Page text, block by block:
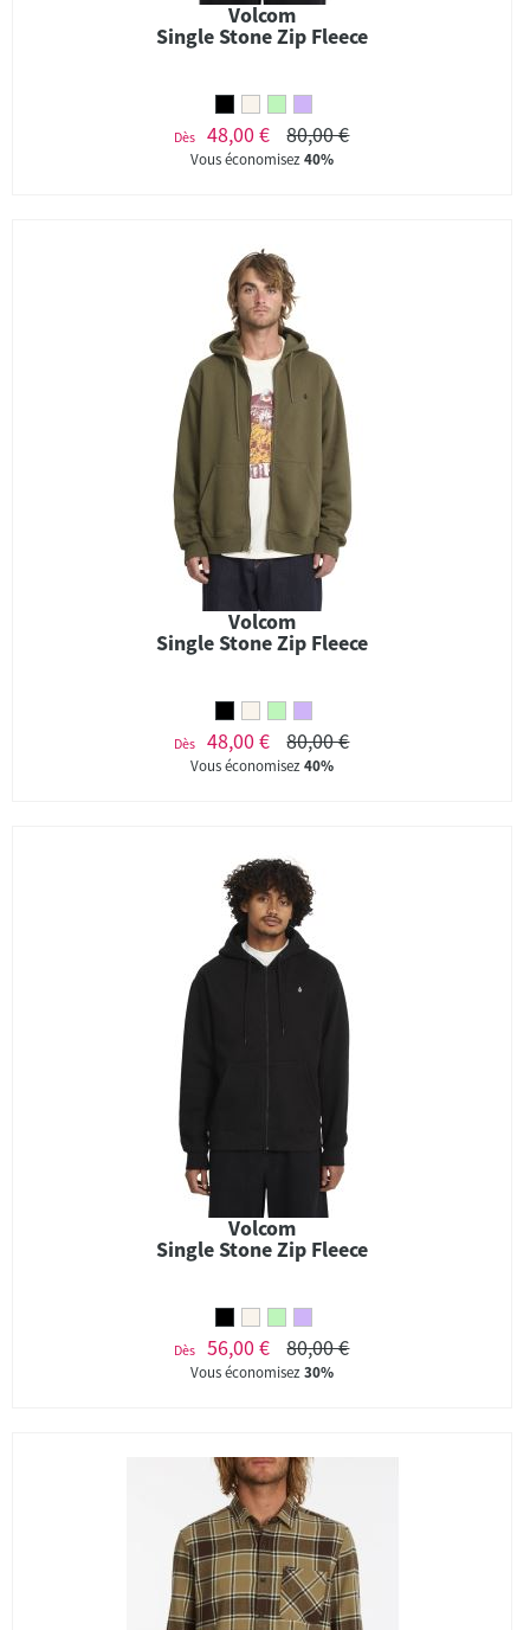
Volcom
Single Stone Zip Fleece
Dès 48,00 € 80,00 €
Vous économisez40%
Volcom
Single Stone Zip Fleece
Dès 48,00 € 80,00 €
Vous économisez40%
Volcom
Single Stone Zip Fleece
Dès 56,00 € 80,00 €
Vous économisez30%